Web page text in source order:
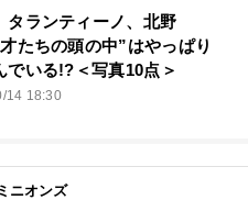
タランティーノ、北野
たちの頭の中”はやっぱり
でいる!?＜写真10点＞
14 18:30
ニオンズ